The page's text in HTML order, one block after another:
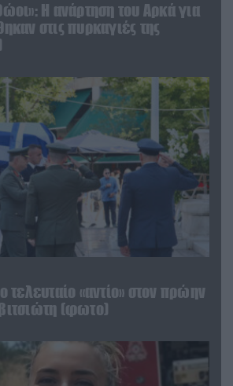
Η ανάρτηση του Αρκά για
στις πυρκαγιές της
τελευταίο «αντίο» στον πρώην
(φωτο)